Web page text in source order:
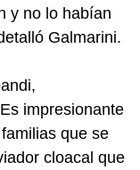
y no lo habían
Galmarini.
impresionante
que se
cloacal que